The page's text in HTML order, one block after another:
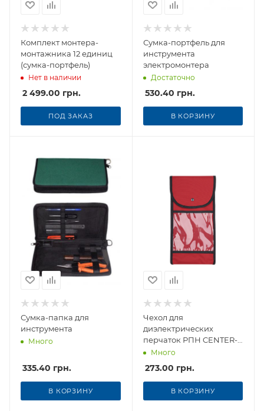
Комплект монтера-
монтажника 12 единиц
(сумка-портфель)
Нет в наличии
2 499.00 грн.
ПОД ЗАКАЗ
Сумка-портфель для
инструмента
электромонтера
Достаточно
530.40 грн.
В КОРЗИНУ
Сумка-папка для
инструмента
Много
335.40 грн.
В КОРЗИНУ
Чехол для
диэлектрических
перчаток РПН CENTER-
037Много
273.00 грн.
В КОРЗИНУ